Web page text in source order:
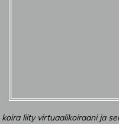
liity virtuaalikoiraani ja